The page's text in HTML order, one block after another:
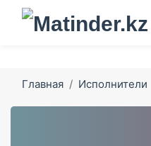
Главная Исполнители